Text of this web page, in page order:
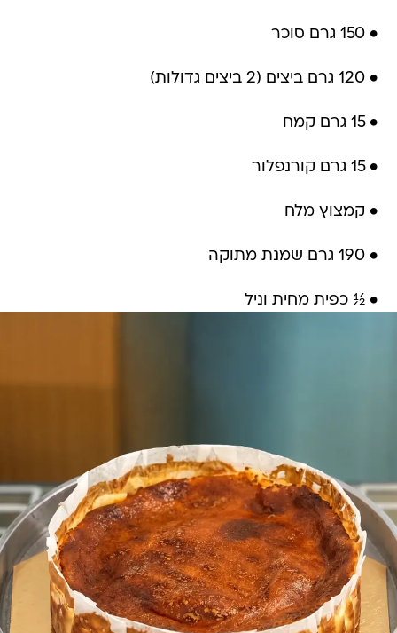
• 150 גרם סוכר
• 120 גרם ביצים (2 ביצים גדולות)
• 15 גרם קמח
• 15 גרם קורנפלור
• קמצוץ מלח
• 190 גרם שמנת מתוקה
• ½ כפית מחית וניל